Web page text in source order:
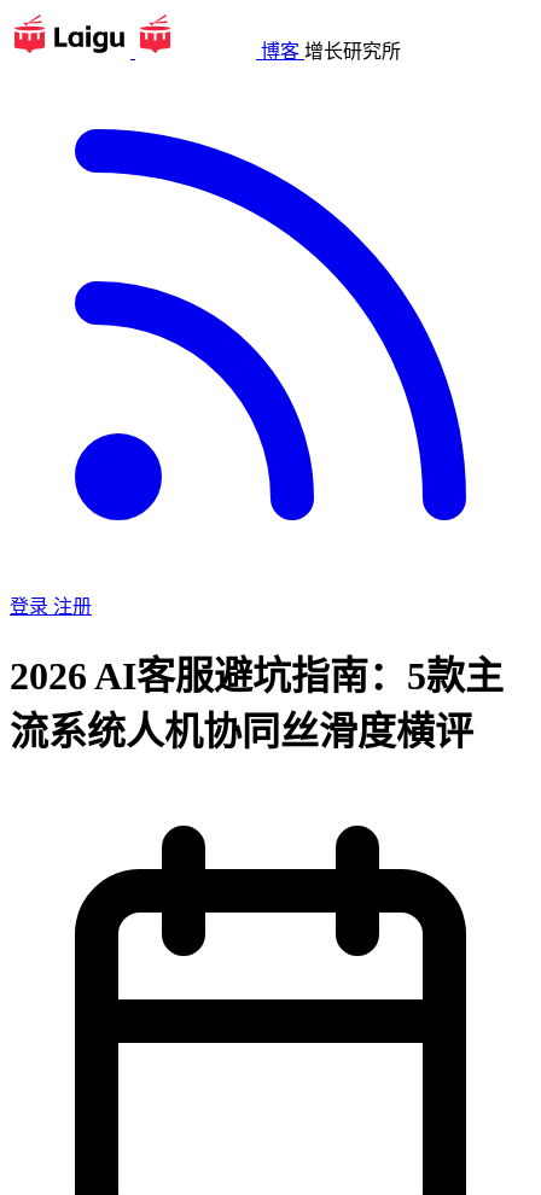
博客 增长研究所
登录 注册
2026 AI客服避坑指南：5款主
流系统人机协同丝滑度横评